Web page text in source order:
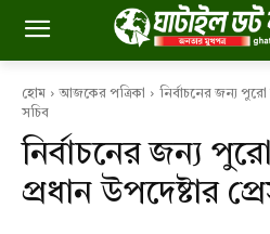
হোম আজকের পত্রিকা
নির্বাচনের জন্য পুরো
সচিব
নির্বাচনের জন্য
প্রধান উপদেষ্টার